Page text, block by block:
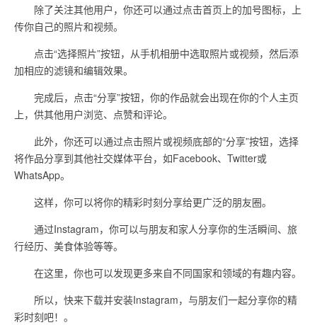
除了关注其他用户，你还可以通过点击首页上的加号图标，上
传你自己的照片和视频。
点击“选择照片”按钮，从手机相册中选取照片或视频，然后添
加相应的滤镜和编辑效果。
完成后，点击“分享”按钮，你的作品就会出现在你的个人主页
上，供其他用户浏览、点赞和评论。
此外，你还可以通过点击照片或视频底部的“分享”按钮，选择
将作品分享到其他社交媒体平台，如Facebook、Twitter或
WhatsApp。
这样，你可以将你的精彩时刻分享给更广泛的朋友圈。
通过Instagram，你可以与朋友和家人分享你的生活瞬间、旅
行经历、美食体验等等。
在这里，你也可以发现更多来自不同国家和领域的有趣内容。
所以，快来下载并安装Instagram，与朋友们一起分享你的精
彩时刻吧！。